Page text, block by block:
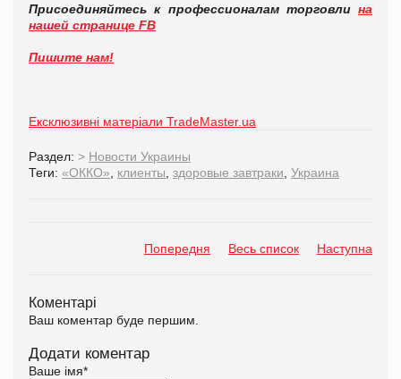
Присоединяйтесь к профессионалам торговли на
нашей странице FB
Пишите нам!
Ексклюзивні матеріали TradeMaster.ua
Раздел: > Новости Украины
Теги: «ОККО» клиенты здоровые завтраки Украина
Попередня Весь список Наступна
Коментарі
Ваш коментар буде першим.
Додати коментар
Ваше імя*